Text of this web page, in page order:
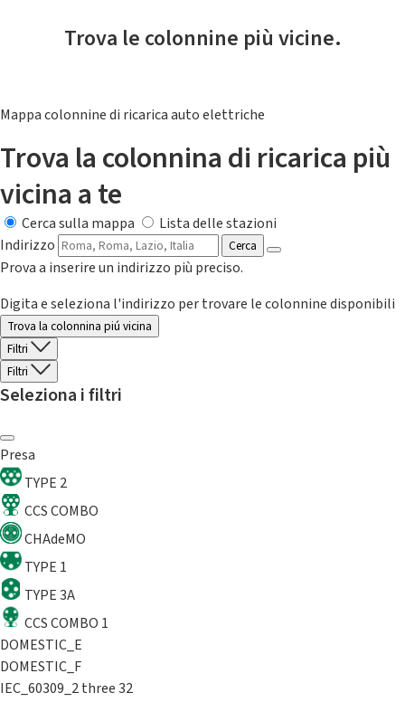
Trova le colonnine più vicine.
Mappa colonnine di ricarica auto elettriche
Trova la colonnina di ricarica più
vicina a te
Cerca sulla mappa
Lista delle stazioni
Indirizzo
Cerca
Prova a inserire un indirizzo più preciso.
Digita e seleziona l'indirizzo per trovare le colonnine disponibili
Trova la colonnina piú vicina
Filtri
Filtri
Seleziona i filtri
Presa
TYPE 2
CCS COMBO
CHAdeMO
TYPE 1
TYPE 3A
CCS COMBO 1
DOMESTIC_E
DOMESTIC_F
IEC_60309_2 three 32